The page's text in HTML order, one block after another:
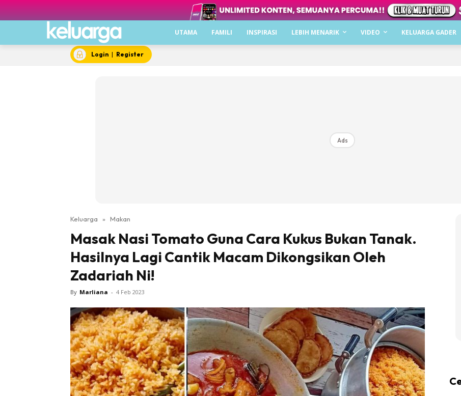
UTAMA FAMILI INSPIRASI LEBIH MENARIK VIDEO KELUARGA GADER
Login | Register
Ads
Keluarga » Makan
Masak Nasi Tomato Guna Cara Kukus Bukan Tanak.
Hasilnya Lagi Cantik Macam Dikongsikan Oleh
Zadariah Ni!
By Marliana - 4 Feb 2023